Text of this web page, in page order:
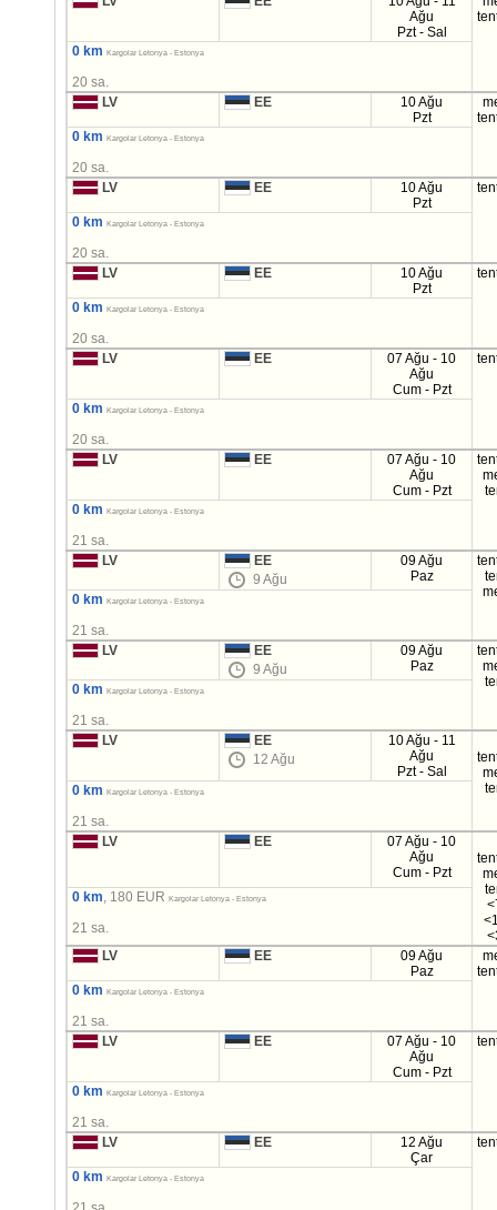
Ağu
Pzt - Sal
0 km Kargolar Letonya - Estonya
20 sa.
LV
EE
10 Ağu
Pzt
0 km
Kargolar Letonya - Estonya
20 sa.
LV
EE
10 Ağu
Pzt
0 km Kargolar Letonya - Estonya
20 sa.
LV
EE
10 Ağu
Pzt
0 km Kargolar Letonya - Estonya
20 sa.
LV
EE
07 Ağu - 10
Ağu
Cum - Pzt
0 km Kargolar Letonya - Estonya
20 sa.
LV
EE
07 Ağu - 10
Ağu
Cum - Pzt
0 km
Kargolar Letonya - Estonya
21 sa.
LV
EE
9 Ağu
09 Ağu
Paz
0 km Kargolar Letonya - Estonya
21 sa.
LV
EE
9 Ağu
09 Ağu
Paz
0 km Kargolar Letonya - Estonya
21 sa.
LV
EE
12 Ağu
10 Ağu - 11
Ağu
Pzt - Sal
0 km Kargolar Letonya - Estonya
21 sa.
LV
EE
07 Ağu - 10
Ağu
Cum - Pzt
0 km, 180 EURKargolar Letonya - Estonya
21 sa.
LV
EE
09 Ağu
Paz
0 km
Kargolar Letonya - Estonya
21 sa.
LV
EE
07 Ağu - 10
Ağu
Cum - Pzt
0 km Kargolar Letonya - Estonya
21 sa.
LV
EE
12 Ağu
Çar
0 km Kargolar Letonya - Estonya